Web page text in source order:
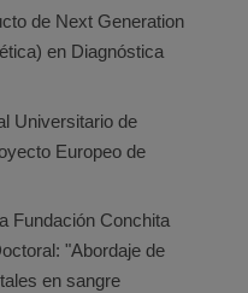
de Next Generation
en Diagnóstica
Universitario de
Europeo de
Fundación Conchita
"Abordaje de
en sangre